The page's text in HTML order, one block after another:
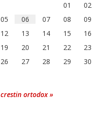
01
02
05 06 07 08
09
12 13 14 15
16
19 20 21 22
23
26 27 28 29
30
ortodox »